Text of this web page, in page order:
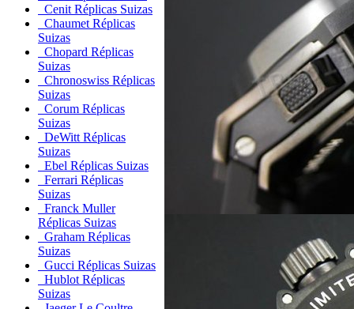
Cenit Réplicas Suizas
Chaumet Réplicas
Suizas
Chopard Réplicas
Suizas
Chronoswiss Réplicas
Suizas
Corum Réplicas
Suizas
DeWitt Réplicas
Suizas
Ebel Réplicas Suizas
Ferrari Réplicas
Suizas
Franck Muller
Réplicas Suizas
Graham Réplicas
Suizas
Gucci Réplicas Suizas
Hublot Réplicas
Suizas